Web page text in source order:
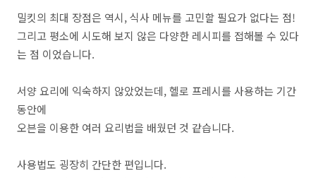
밀킷의 최대 장점은 역시, 식사 메뉴를 고민할 필요가 없다는 점!
그리고 평소에 시도해 보지 않은 다양한 레시피를 접해볼 수 있다
는 점 이었습니다.
서양 요리에 익숙하지 않았었는데, 헬로 프레시를 사용하는 기간
동안에
오븐을 이용한 여러 요리법을 배웠던 것 같습니다.
사용법도 굉장히 간단한 편입니다.